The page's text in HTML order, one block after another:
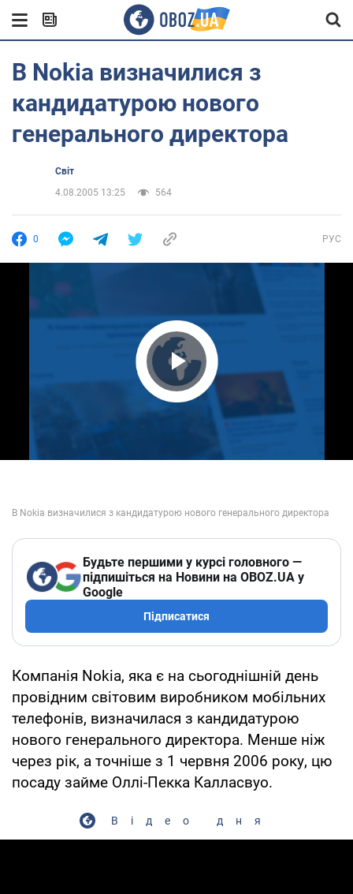
В Nokia визначилися з
кандидатурою нового
генерального директора
Світ
4.08.2005 13:25
564
0 РУС
Play Video
Будьте першими у курсі головного —
підпишіться на Новини на OBOZ.UA у
Google
Підписатися
Компанія Nokia, яка є на сьогоднішній день
провідним світовим виробником мобільних
телефонів, визначилася з кандидатурою
нового генерального директора. Менше ніж
через рік, а точніше з 1 червня 2006 року, цю
посаду займе Оллі-Пекка Калласвуо.
Відео дня